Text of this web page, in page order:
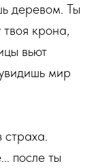
деревом. Ты
твоя крона,
вьют
мир
после ты